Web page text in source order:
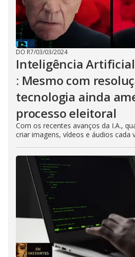
DO R7/03/03/2024
Inteligência Artificial
: Mesmo com
tecnologia ainda
processo eleitoral
Com os recentes avanços da I.A.,
criar imagens, vídeos e áudios cada